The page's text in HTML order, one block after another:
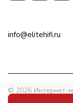
info@elitehifi.ru
© 2026 Интернет-